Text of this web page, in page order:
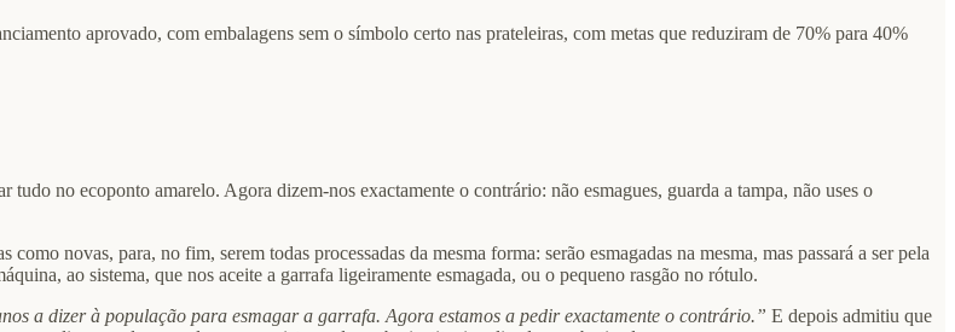
aprovado, com embalagens sem o símbolo certo nas prateleiras, com metas que reduziram de 70% para 40%
tudo no ecoponto amarelo. Agora dizem-nos exactamente o contrário: não esmagues, guarda a tampa, não uses o
novas, para, no fim, serem todas processadas da mesma forma: serão esmagadas na mesma, mas passará a ser pela
ao sistema, que nos aceite a garrafa ligeiramente esmagada, ou o pequeno rasgão no rótulo.
a dizer à população para esmagar a garrafa. Agora estamos a pedir exactamente o contrário.” E depois admitiu que